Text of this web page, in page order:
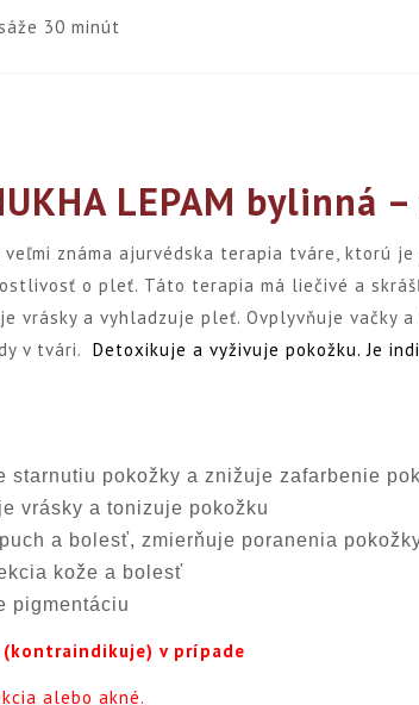
30 minút
LEPAM bylinná –
veľmi známa ajurvédska terapia tváre, ktorú
o pleť. Táto terapia má liečivé a
vrásky a vyhladzuje pleť. Ovplyvňuje vačky
v tvári.Detoxikuje a vyživuje pokožku. Je
starnutiu pokožky a znižuje zafarbenie
vrásky a tonizuje pokožku
a bolesť, zmierňuje poranenia
kože a bolesť
pigmentáciu
(kontraindikuje) v prípade
alebo akné.